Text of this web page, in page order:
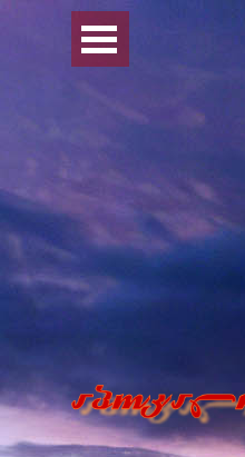
Перейти к контенту
Пропустить меню